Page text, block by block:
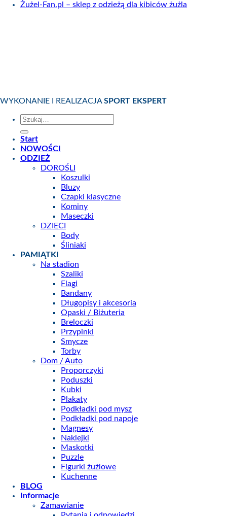
Żużel-Fan.pl – sklep z odzieżą dla kibiców żużla
WYKONANIE I REALIZACJASPORT EKSPERT
Szukaj:
Start
NOWOŚCI
ODZIEŻ
DOROŚLI
Koszulki
Bluzy
Czapki klasyczne
Kominy
Maseczki
DZIECI
Body
Śliniaki
PAMIĄTKI
Na stadion
Szaliki
Flagi
Bandany
Długopisy i akcesoria
Opaski / Biżuteria
Breloczki
Przypinki
Smycze
Torby
Dom / Auto
Proporczyki
Poduszki
Kubki
Plakaty
Podkładki pod mysz
Podkładki pod napoje
Magnesy
Naklejki
Maskotki
Puzzle
Figurki żużlowe
Kuchenne
BLOG
Informacje
Zamawianie